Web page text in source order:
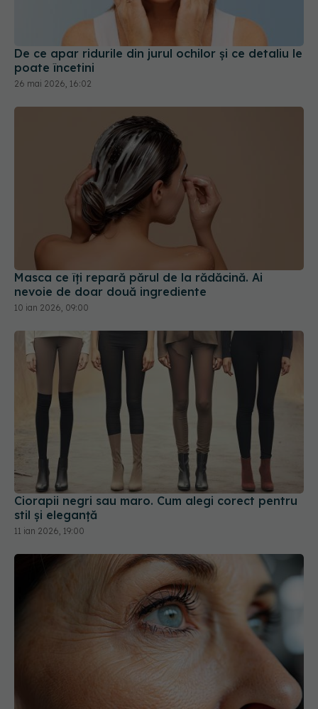
De ce apar ridurile din jurul ochilor și ce detaliu le
poate încetini
26 mai 2026, 16:02
Masca ce îți repară părul de la rădăcină. Ai
nevoie de doar două ingrediente
10 ian 2026, 09:00
Ciorapii negri sau maro. Cum alegi corect pentru
stil și eleganță
11 ian 2026, 19:00